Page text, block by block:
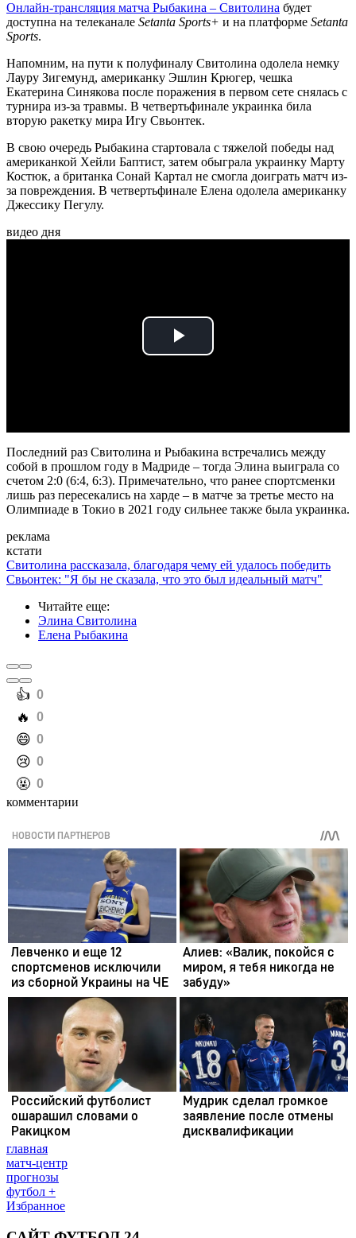
Онлайн-трансляция матча Рыбакина – Свитолина будет
доступна на телеканале Setanta Sports+ и на платформе Setanta
Sports.
Напомним, на пути к полуфиналу Свитолина одолела немку
Лауру Зигемунд, американку Эшлин Крюгер, чешка
Екатерина Синякова после поражения в первом сете снялась с
турнира из-за травмы. В четвертьфинале украинка била
вторую ракетку мира Игу Свьонтек.
В свою очередь Рыбакина стартовала с тяжелой победы над
американкой Хейли Баптист, затем обыграла украинку Марту
Костюк, а британка Сонай Картал не смогла доиграть матч из-
за повреждения. В четвертьфинале Елена одолела американку
Джессику Пегулу.
видео дня
Play
Последний раз Свитолина и Рыбакина встречались между
собой в прошлом году в Мадриде – тогда Элина выиграла со
счетом 2:0 (6:4, 6:3). Примечательно, что ранее спортсменки
лишь раз пересекались на харде – в матче за третье место на
Олимпиаде в Токио в 2021 году сильнее также была украинка.
реклама
кстати
Свитолина рассказала, благодаря чему ей удалось победить
Свьонтек: "Я бы не сказала, что это был идеальный матч"
Читайте еще:
Элина Свитолина
Елена Рыбакина
️👍 0
️🔥 0
️😄 0
️😢 0
️🤬 0
комментарии
главная
матч-центр
прогнозы
футбол +
Избранное